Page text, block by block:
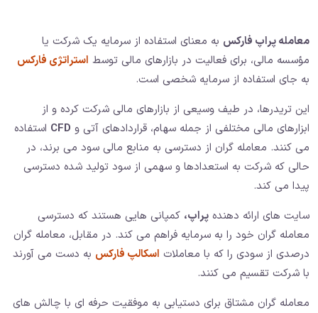
معامله پراپ فارکس به معنای استفاده از سرمایه یک شرکت یا
مؤسسه مالی، برای فعالیت در بازارهای مالی توسط استراتژی فارکس
به جای استفاده از سرمایه شخصی است.
این تریدرها، در طیف وسیعی از بازارهای مالی شرکت کرده و از
ابزارهای مالی مختلفی از جمله سهام، قراردادهای آتی و CFD استفاده
می کنند. معامله گران از دسترسی به منابع مالی سود می برند، در
حالی که شرکت به استعدادها و سهمی از سود تولید شده دسترسی
پیدا می کند.
سایت های ارائه دهنده پراپ، کمپانی هایی هستند که دسترسی
معامله گران خود را به سرمایه فراهم می کند. در مقابل، معامله گران
درصدی از سودی را که با معاملات اسکالپ فارکس به دست می آورند
با شرکت تقسیم می کنند.
معامله گران مشتاق برای دستیابی به موفقیت حرفه ای با چالش های